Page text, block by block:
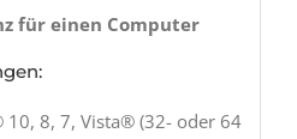
für einen Computer
8, 7, Vista® (32- oder 64